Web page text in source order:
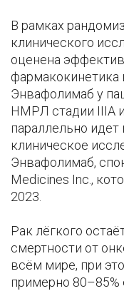
В рамках
клинического
оценена
фармакокинетика
Энвафолимаб у
НМРЛ стадии IIIA
параллельно
клиническое
Энвафолимаб,
Medicines Inc.,
2023.
Рак лёгкого
смертности от
всём мире, при
примерно 80–85%